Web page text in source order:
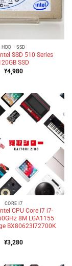
HDD・SSD
SSD 510 Series
SSD
¥4,980
CORE I7
CPU Core i7 i7-
8M LGA1155
BX80623I72700K
¥3,280